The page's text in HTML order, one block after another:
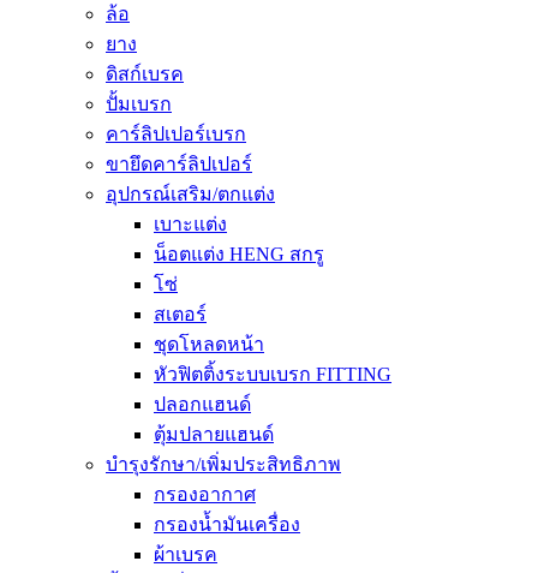
ล้อ
ยาง
ดิสก์เบรค
ปั้มเบรก
คาร์ลิปเปอร์เบรก
ขายึดคาร์ลิปเปอร์
อุปกรณ์เสริม/ตกแต่ง
เบาะแต่ง
น็อตแต่ง HENG สกรู
โซ่
สเตอร์
ชุดโหลดหน้า
หัวฟิตติ้งระบบเบรก FITTING
ปลอกแฮนด์
ตุ้มปลายแฮนด์
บำรุงรักษา/เพิ่มประสิทธิภาพ
กรองอากาศ
กรองน้ำมันเครื่อง
ผ้าเบรค